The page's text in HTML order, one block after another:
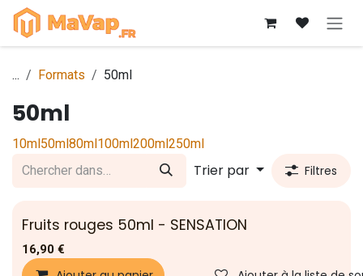
Se rendre au contenu
... Formats 50ml
50ml
10ml50ml80ml100ml200ml250ml
Trier par Filtres
Fruits rouges 50ml - SENSATION
16,90 €